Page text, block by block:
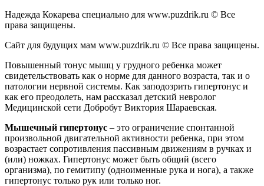
Надежда Кокарева специально для www.puzdrik.ru © Все
права защищены.
Сайт для будущих мам www.puzdrik.ru © Все права защищены.
Повышенный тонус мышц у грудного ребенка может
свидетельствовать как о норме для данного возраста, так и о
патологии нервной системы. Как заподозрить гипертонус и
как его преодолеть, нам рассказал детский невролог
Медицинской сети Добробут Виктория Шараевская.
Мышечный гипертонус – это ограничение спонтанной
произвольной двигательной активности ребенка, при этом
возрастает сопротивления пассивным движениям в ручках и
(или) ножках. Гипертонус может быть общий (всего
организма), по гемитипу (одноименные рука и нога), а также
гипертонус только рук или только ног.